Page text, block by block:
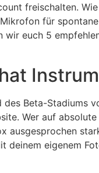
freischalten.
für
euch 5
Beta-Stadiums
Wer auf
ausgesprochen
deinem eigenem